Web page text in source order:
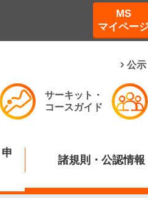
MS
マイペー
公
サーキット・
コースガイド
諸規則・公認情報